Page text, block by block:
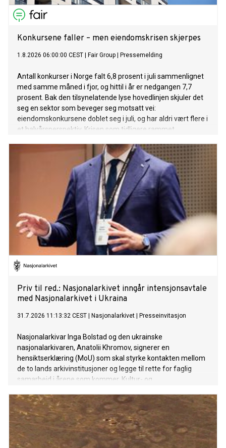
Konkursene faller – men eiendomskrisen skjerpes
1.8.2026 06:00:00 CEST Fair Group Pressemelding
Antall konkurser i Norge falt 6,8 prosent i juli sammenlignet
med samme måned i fjor, og hittil i år er nedgangen 7,7
prosent. Bak den tilsynelatende lyse hovedlinjen skjuler det
seg en sektor som beveger seg motsatt vei:
eiendomskonkursene doblet seg i juli, og har aldri vært flere i
et halvårsperspektiv. Krisen som tidligere rammet
Priv til red.: Nasjonalarkivet inngår intensjonsavtale
med Nasjonalarkivet i Ukraina
31.7.2026 11:13:32 CEST Nasjonalarkivet Presseinvitasjon
Nasjonalarkivar Inga Bolstad og den ukrainske
nasjonalarkivaren, Anatolii Khromov, signerer en
hensiktserklæring (MoU) som skal styrke kontakten mellom
de to lands arkivinstitusjoner og legge til rette for faglig
samarbeid i årene som kommer. Kultur- og